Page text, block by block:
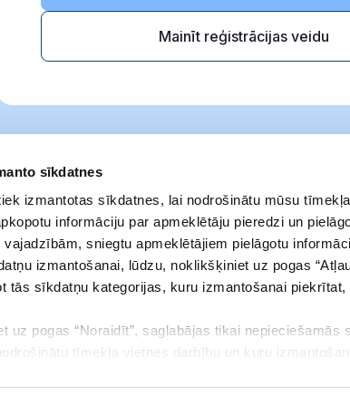
sīkdatnes
izmantotas sīkdatnes, lai nodrošinātu mūsu
informāciju par apmeklētāju pieredzi un
sniegtu apmeklētājiem pielāgotu
izmantošanai, lūdzu, noklikšķiniet uz pogas
tās sīkdatņu kategorijas, kuru izmantošanai
uz pogas “Noraidīt”, saglabājas tikai nepieciešamās
tīmekļa vietnes darbību un kuru
Mainīt reģistrācijas veidu
Noteikumi
Privātuma politika
Adrese